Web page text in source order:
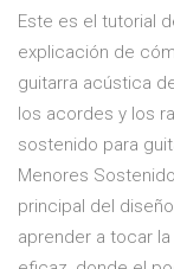
Este es el tutorial
explicación de
guitarra acústica
los acordes y los
sostenido para
Menores
principal del
aprender a tocar